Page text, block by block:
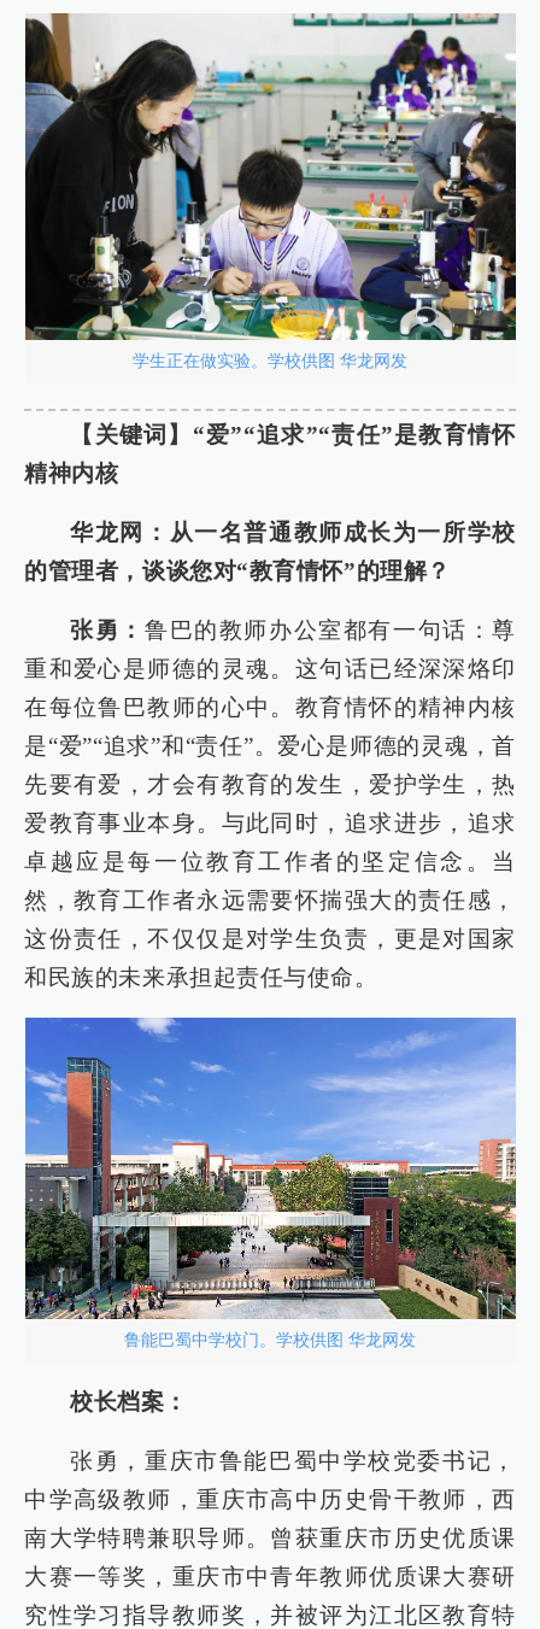
学生正在做实验。学校供图 华龙网发
【关键词】“爱”“追求”“责任”是教育情怀
精神内核
华龙网：从一名普通教师成长为一所学校
的管理者，谈谈您对“教育情怀”的理解？
张勇：鲁巴的教师办公室都有一句话：尊
重和爱心是师德的灵魂。这句话已经深深烙印
在每位鲁巴教师的心中。教育情怀的精神内核
是“爱”“追求”和“责任”。爱心是师德的灵魂，首
先要有爱，才会有教育的发生，爱护学生，热
爱教育事业本身。与此同时，追求进步，追求
卓越应是每一位教育工作者的坚定信念。当
然，教育工作者永远需要怀揣强大的责任感，
这份责任，不仅仅是对学生负责，更是对国家
和民族的未来承担起责任与使命。
鲁能巴蜀中学校门。学校供图 华龙网发
校长档案：
张勇，重庆市鲁能巴蜀中学校党委书记，
中学高级教师，重庆市高中历史骨干教师，西
南大学特聘兼职导师。曾获重庆市历史优质课
大赛一等奖，重庆市中青年教师优质课大赛研
究性学习指导教师奖，并被评为江北区教育特